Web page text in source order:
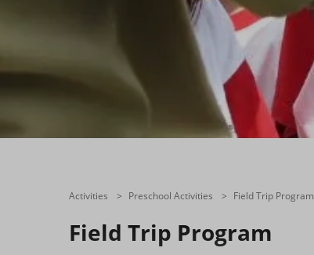
Activities Preschool Activities Field Trip Program
Field Trip Program